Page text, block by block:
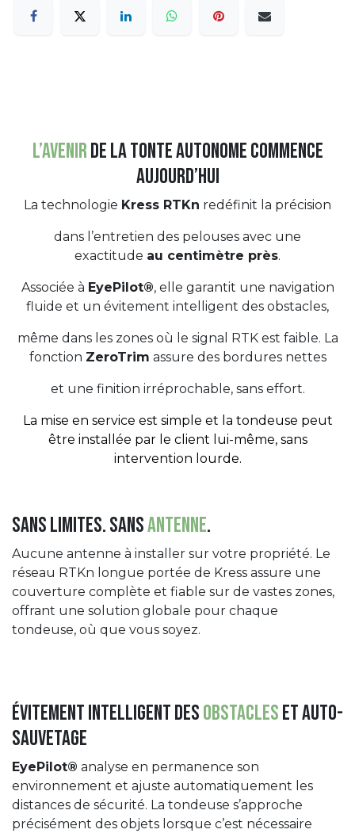
L’avenirde la tonte autonome commence
aujourd’hui
La technologie Kress RTKn redéfinit la précision
dans l’entretien des pelouses avec une
exactitude au centimètre près.
Associée à EyePilot®, elle garantit une navigation
fluide et un évitement intelligent des obstacles,
même dans les zones où le signal RTK est faible. La
fonction ZeroTrim assure des bordures nettes
et une finition irréprochable, sans effort.
La mise en service est simple et la tondeuse peut
être installée par le client lui-même, sans
intervention lourde.
Sans limites. Sansantenne.
Aucune antenne à installer sur votre propriété. Le
réseau RTKn longue portée de Kress assure une
couverture complète et fiable sur de vastes zones,
offrant une solution globale pour chaque
tondeuse, où que vous soyez.
Évitement intelligent desobstacleset auto-
sauvetage
EyePilot® analyse en permanence son
environnement et ajuste automatiquement les
distances de sécurité. La tondeuse s’approche
précisément des objets lorsque c’est nécessaire